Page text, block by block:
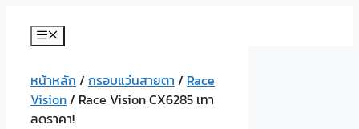
Menu
หน้าหลัก / กรอบแว่นสายตา / Race
Vision/ Race Vision CX6285 เทา
ลดราคา!